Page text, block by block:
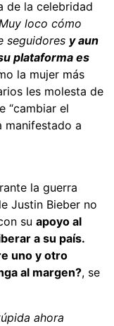
de la celebridad
loco cómo
seguidores y aun
plataforma es
la mujer más
les molesta de
“cambiar el
manifestado a
la guerra
Justin Bieber no
su apoyo al
a su país.
uno y otro
al margen?, se
ahora